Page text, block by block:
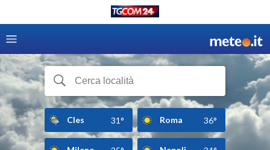
Cles 31° Roma 36°